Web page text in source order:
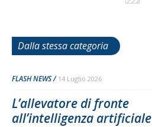
Dalla stessa categoria
FLASH NEWS 14 Luglio 2026
L’allevatore di fronte
all’intelligenza artificiale